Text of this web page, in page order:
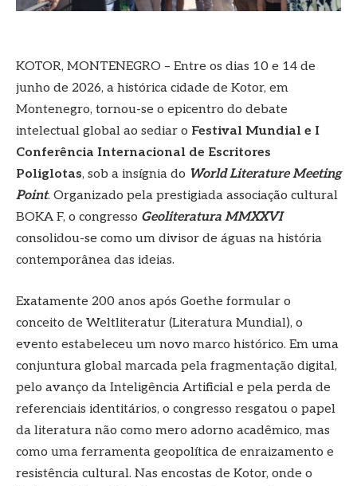
KOTOR, MONTENEGRO – Entre os dias 10 e 14 de
junho de 2026, a histórica cidade de Kotor, em
Montenegro, tornou-se o epicentro do debate
intelectual global ao sediar o Festival Mundial e I
Conferência Internacional de Escritores
Poliglotas, sob a insígnia do World Literature Meeting
Point. Organizado pela prestigiada associação cultural
BOKA F, o congresso Geoliteratura MMXXVI
consolidou-se como um divisor de águas na história
contemporânea das ideias.
Exatamente 200 anos após Goethe formular o
conceito de Weltliteratur (Literatura Mundial), o
evento estabeleceu um novo marco histórico. Em uma
conjuntura global marcada pela fragmentação digital,
pelo avanço da Inteligência Artificial e pela perda de
referenciais identitários, o congresso resgatou o papel
da literatura não como mero adorno acadêmico, mas
como uma ferramenta geopolítica de enraizamento e
resistência cultural. Nas encostas de Kotor, onde o